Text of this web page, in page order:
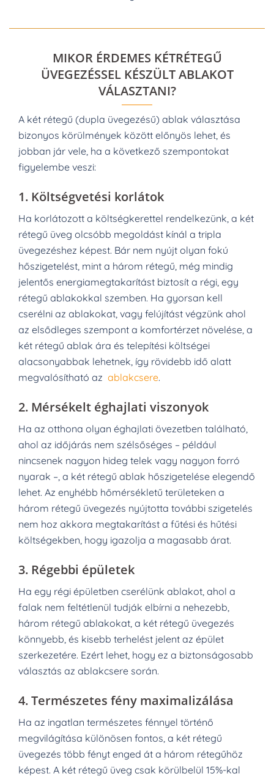
MIKOR ÉRDEMES KÉTRÉTEGŰ
ÜVEGEZÉSSEL KÉSZÜLT ABLAKOT
VÁLASZTANI?
A két rétegű (dupla üvegezésű) ablak választása
bizonyos körülmények között előnyös lehet, és
jobban jár vele, ha a következő szempontokat
figyelembe veszi:
1. Költségvetési korlátok
Ha korlátozott a költségkerettel rendelkezünk, a két
rétegű üveg olcsóbb megoldást kínál a tripla
üvegezéshez képest. Bár nem nyújt olyan fokú
hőszigetelést, mint a három rétegű, még mindig
jelentős energiamegtakarítást biztosít a régi, egy
rétegű ablakokkal szemben. Ha gyorsan kell
cserélni az ablakokat, vagy felújítást végzünk ahol
az elsődleges szempont a komfortérzet növelése, a
két rétegű ablak ára és telepítési költségei
alacsonyabbak lehetnek, így rövidebb idő alatt
megvalósítható az ablakcsere.
2. Mérsékelt éghajlati viszonyok
Ha az otthona olyan éghajlati övezetben található,
ahol az időjárás nem szélsőséges – például
nincsenek nagyon hideg telek vagy nagyon forró
nyarak –, a két rétegű ablak hőszigetelése elegendő
lehet. Az enyhébb hőmérsékletű területeken a
három rétegű üvegezés nyújtotta további szigetelés
nem hoz akkora megtakarítást a fűtési és hűtési
költségekben, hogy igazolja a magasabb árat.
3. Régebbi épületek
Ha egy régi épületben cserélünk ablakot, ahol a
falak nem feltétlenül tudják elbírni a nehezebb,
három rétegű ablakokat, a két rétegű üvegezés
könnyebb, és kisebb terhelést jelent az épület
szerkezetére. Ezért lehet, hogy ez a biztonságosabb
választás az ablakcsere során.
4.Természetes fény maximalizálása
Ha az ingatlan természetes fénnyel történő
megvilágítása különösen fontos, a két rétegű
üvegezés több fényt enged át a három rétegűhöz
képest. A két rétegű üveg csak körülbelül 15%-kal